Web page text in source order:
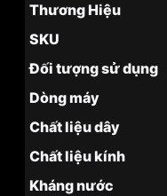
Thương Hiệu
SKU
Đối tượng sử dụng
Dòng máy
Chất liệu dây
Chất liệu kính
Kháng nước